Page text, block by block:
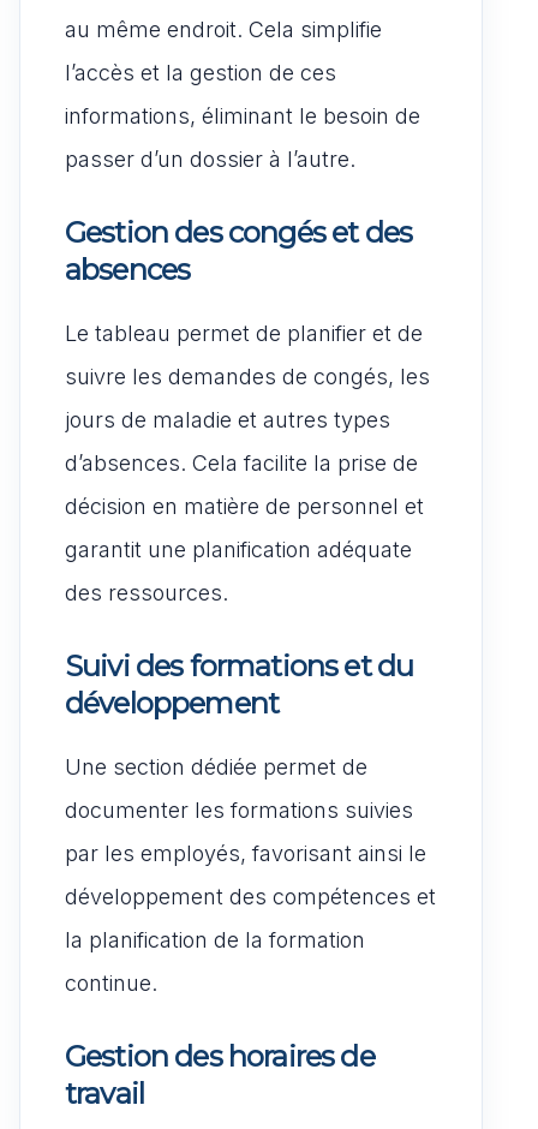
au même endroit. Cela simplifie
l’accès et la gestion de ces
informations, éliminant le besoin de
passer d’un dossier à l’autre.
Gestion des congés et des
absences
Le tableau permet de planifier et de
suivre les demandes de congés, les
jours de maladie et autres types
d’absences. Cela facilite la prise de
décision en matière de personnel et
garantit une planification adéquate
des ressources.
Suivi des formations et du
développement
Une section dédiée permet de
documenter les formations suivies
par les employés, favorisant ainsi le
développement des compétences et
la planification de la formation
continue.
Gestion des horaires de
travail